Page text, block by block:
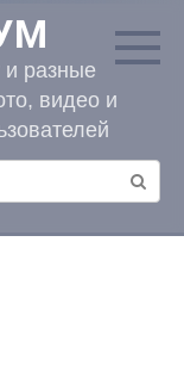
и разные
видео и